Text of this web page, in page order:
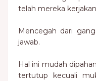
telah mereka
Mencegah dari
jawab.
Hal ini mudah
tertutup kecuali